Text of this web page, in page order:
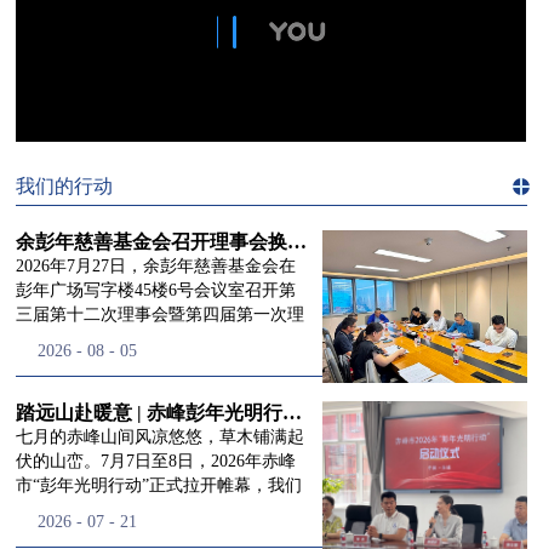
我们的行动
余彭年慈善基金会召开理事会换届会议
2026年7月27日，余彭年慈善基金会在
彭年广场写字楼45楼6号会议室召开第
三届第十二次理事会暨第四届第一次理
徐滨先生；副理事长兼秘书长彭志兵先
生、李玲辉先生、郭启兴先生及梅鑫先
生，现场列席人员:监事孙海跃先生，联
合党支部书记曾层同志。本次会议由理
事长徐滨主持，会议出席人数超过理事
换届会议严格按照基金会章程规定流程
2026 - 08 - 05
踏远山赴暖意 | 赤峰彭年光明行动启程，入户回访接住乡亲眼底的光亮
七月的赤峰山间风凉悠悠，草木铺满起
伏的山峦。7月7日至8日，2026年赤峰
市“彭年光明行动”正式拉开帷幕，我们
土地，赴一场延续了二十一年的光明之
2026 - 07 - 21
们的行
动
道>>